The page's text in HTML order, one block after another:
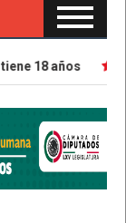
18 años